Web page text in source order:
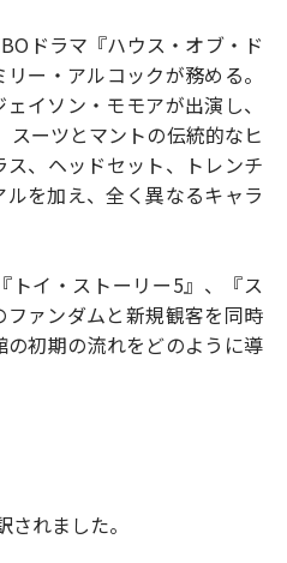
ドラマ『ハウス・オブ・ド
ー・アルコックが務める。
イソン・モモアが出演し、
スーツとマントの伝統的なヒ
、ヘッドセット、トレンチ
を加え、全く異なるキャラ
トイ・ストーリー5』、『ス
ァンダムと新規観客を同時
初期の流れをどのように導
れました。